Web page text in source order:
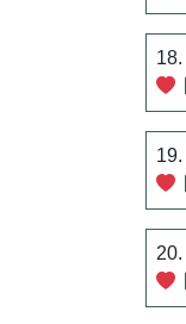
18.
19.
20.